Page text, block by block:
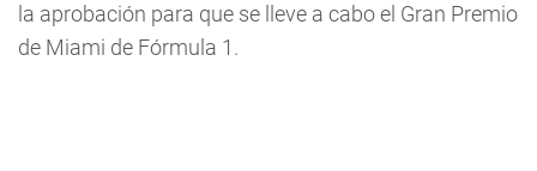
la aprobación para que se lleve a cabo el Gran Premio
de Miami de Fórmula 1.